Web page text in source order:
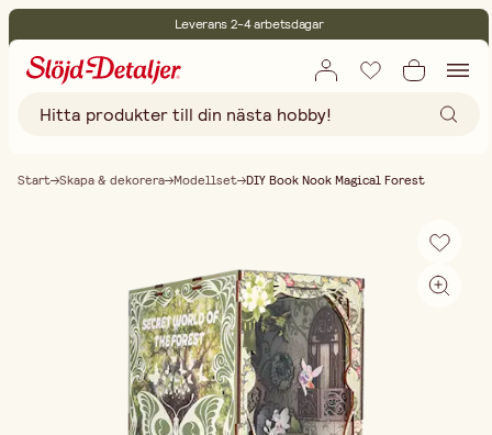
Leverans 2-4 arbetsdagar
30 dagars öppet köp
Start Skapa & dekorera Modellset DIY Book Nook Magical Forest